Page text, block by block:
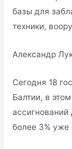
базы для
техники,
Александр
Сегодня 18
Балтии, в
более 3% уже